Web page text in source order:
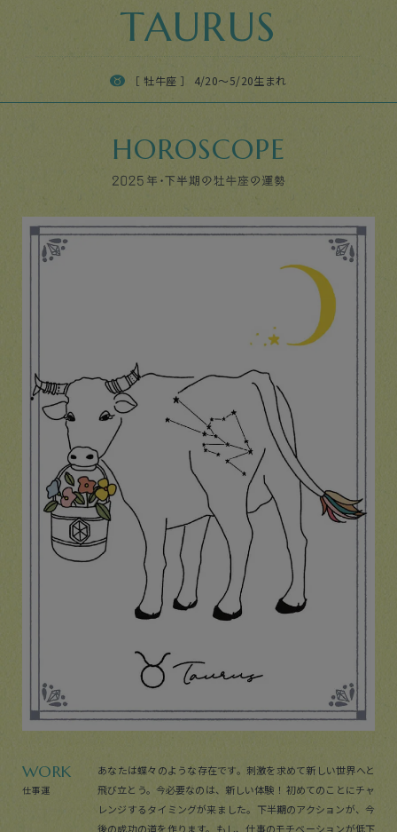
TAURUS
［ 牡牛座 ］ 4/20〜5/20生まれ
HOROSCOPE
WORK
仕事運
あなたは蝶々のような存在です。刺激を求めて新しい世界へと
飛び立とう。今必要なのは、新しい体験！ 初めてのことにチャ
レンジするタイミングが来ました。下半期のアクションが、今
後の成功の道を作ります。もし、仕事のモチベーションが低下